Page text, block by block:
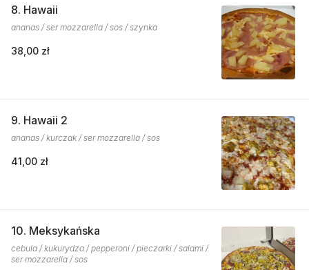
8. Hawaii
ananas / ser mozzarella / sos / szynka
38,00 zł
9. Hawaii 2
ananas / kurczak / ser mozzarella / sos
41,00 zł
10. Meksykańska
cebula / kukurydza / pepperoni / pieczarki / salami /
ser mozzarella / sos